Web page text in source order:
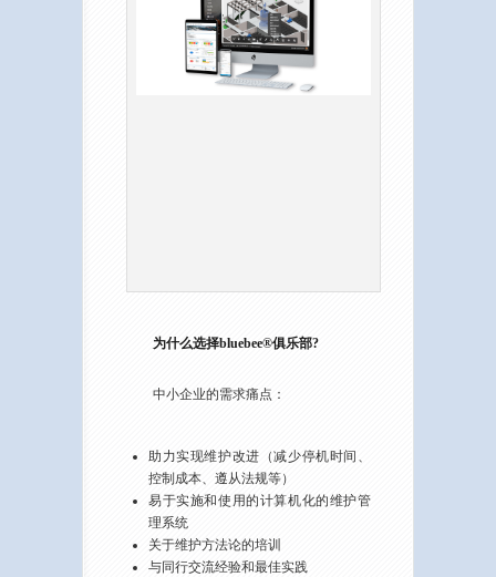
为什么选择bluebee®俱乐部?
中小企业的需求痛点：
助力实现维护改进（减少停机时间、
控制成本、遵从法规等）
易于实施和使用的计算机化的维护管
理系统
关于维护方法论的培训
与同行交流经验和最佳实践